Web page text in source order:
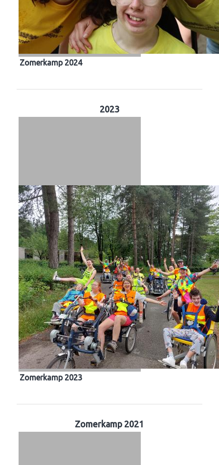
Zomerkamp 2024
2023
Zomerkamp 2023
Zomerkamp 2021